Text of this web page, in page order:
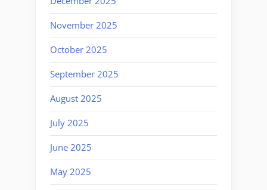
November 2025
October 2025
September 2025
August 2025
July 2025
June 2025
May 2025